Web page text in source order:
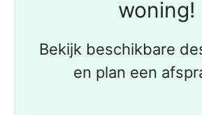
woning!
Bekijk beschikbare
en plan een